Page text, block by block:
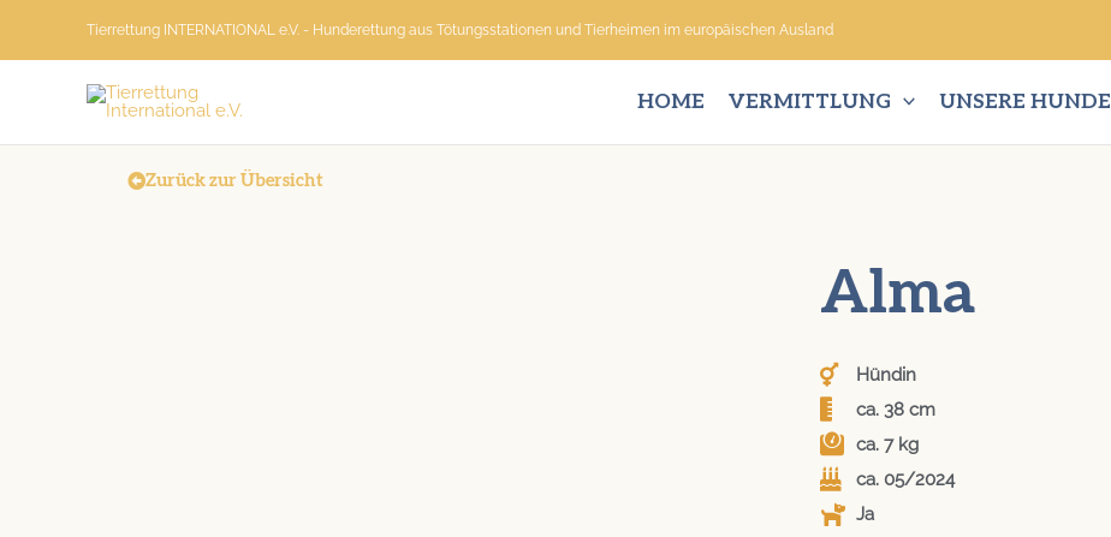
Tierrettung INTERNATIONAL e.V. - Hunderettung aus Tötungsstationen und Tierheimen im europäischen Ausland
HOME VERMITTLUNG UNSERE HUNDE
Zurück zur Übersicht
Alma
Hündin
ca. 38 cm
ca. 7 kg
ca. 05/2024
Ja